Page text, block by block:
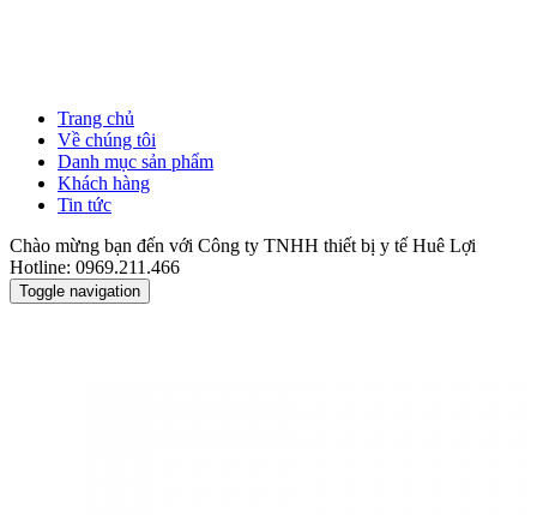
Trang chủ
Về chúng tôi
Danh mục sản phẩm
Khách hàng
Tin tức
Chào mừng bạn đến với Công ty TNHH thiết bị y tế Huê Lợi
Hotline: 0969.211.466
Toggle navigation